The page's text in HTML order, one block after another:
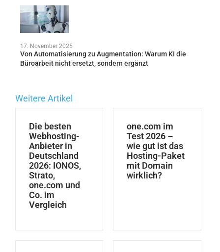
17. November 2025
Von Automatisierung zu Augmentation: Warum KI die
Büroarbeit nicht ersetzt, sondern ergänzt
Weitere Artikel
Die besten
Webhosting-
Anbieter in
Deutschland
2026: IONOS,
Strato,
one.com und
Co. im
Vergleich
one.com im
Test 2026 –
wie gut ist das
Hosting-Paket
mit Domain
wirklich?